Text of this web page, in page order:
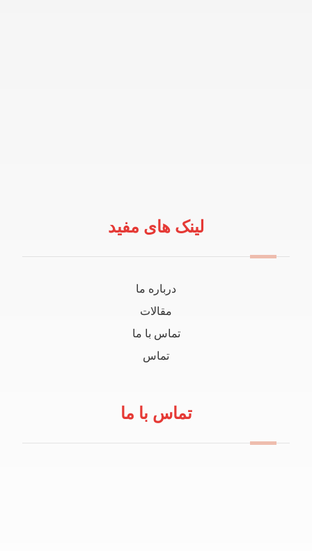
لینک های مفید
درباره ما
مقالات
تماس با ما
تماس
تماس با ما